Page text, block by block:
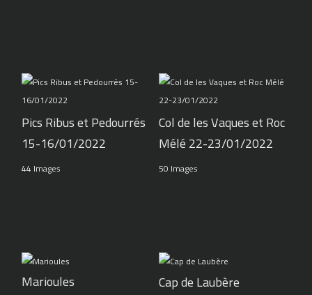
Pics Ribus et Pedourrés
15-16/01/2022
44 Images
Col de les Vaques et Roc
Mélé 22-23/01/2022
50 Images
Marioules Cap de Laubère